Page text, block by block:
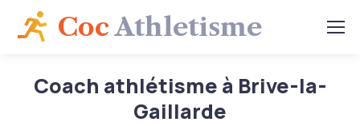
CocAthletisme
Coach athlétisme à Brive-la-
Gaillarde